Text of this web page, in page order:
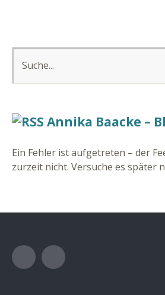
Annika Baacke –
Ein Fehler ist aufgetreten – der
zurzeit nicht. Versuche es später
Facebook